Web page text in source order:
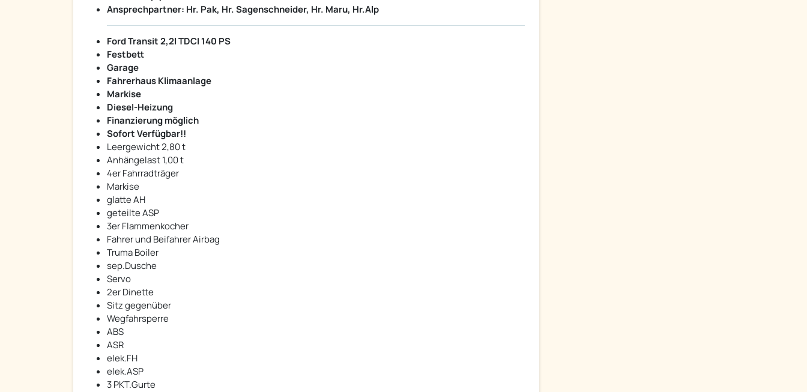
Ansprechpartner: Hr. Pak, Hr. Sagenschneider, Hr. Maru, Hr.Alp
Ford Transit 2,2l TDCI 140 PS
Festbett
Garage
Fahrerhaus Klimaanlage
Markise
Diesel-Heizung
Finanzierung möglich
Sofort Verfügbar!!
Leergewicht 2,80 t
Anhängelast 1,00 t
4er Fahrradträger
Markise
glatte AH
geteilte ASP
3er Flammenkocher
Fahrer und Beifahrer Airbag
Truma Boiler
sep.Dusche
Servo
2er Dinette
Sitz gegenüber
Wegfahrsperre
ABS
ASR
elek.FH
elek.ASP
3 PKT.Gurte